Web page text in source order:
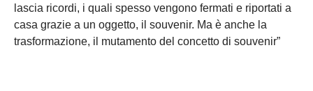
lascia ricordi, i quali spesso vengono fermati e riportati a
casa grazie a un oggetto, il souvenir. Ma è anche la
trasformazione, il mutamento del concetto di souvenir”